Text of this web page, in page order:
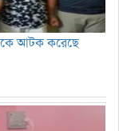
আটক করেছে